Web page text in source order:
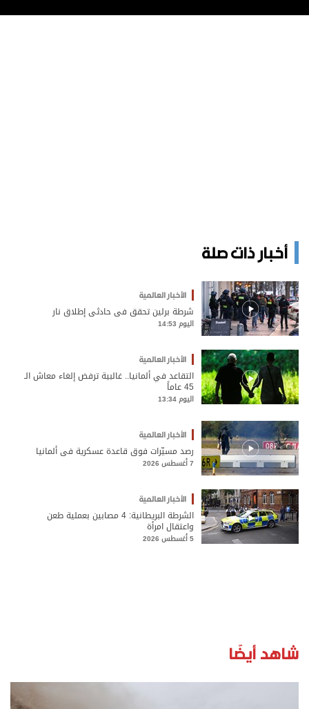
أخبار ذات صلة
الأخبار العالمية
شرطة برلين تحقق في حادثي إطلاق نار
اليوم 14:53
الأخبار العالمية
التقاعد في ألمانيا.. غالبية ترفض إلغاء معاش الـ
45 عاماً
اليوم 13:34
الأخبار العالمية
رصد مسيّرات فوق قاعدة عسكرية في ألمانيا
7 أغسطس 2026
الأخبار العالمية
الشرطة البريطانية: 4 مصابين بعملية طعن
واعتقال امرأة
5 أغسطس 2026
شاهد أيضًا